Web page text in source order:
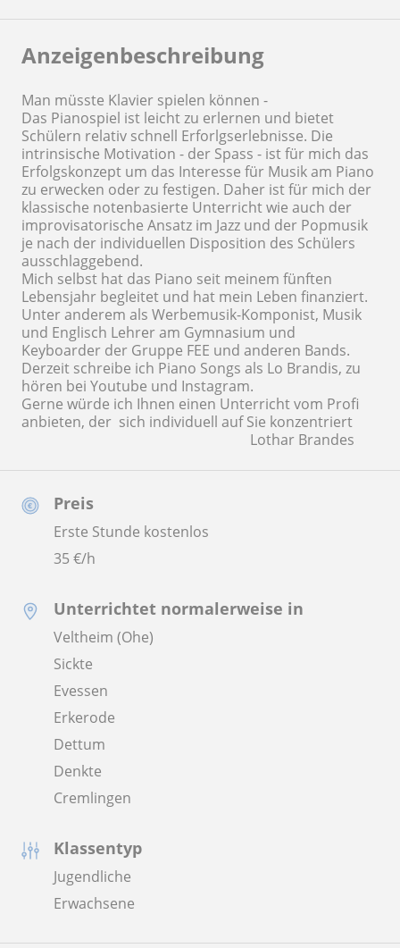
Preis
Erste Stunde kostenlos
35€/h
Unterrichtet normalerweise in
Veltheim (Ohe)
Sickte
Evessen
Erkerode
Dettum
Denkte
Cremlingen
Klassentyp
Jugendliche
Erwachsene
Anzeigenbeschreibung
Man müsste Klavier spielen können -
Das Pianospiel ist leicht zu erlernen und bietet
Schülern relativ schnell Erforlgserlebnisse. Die
intrinsische Motivation - der Spass - ist für mich das
Erfolgskonzept um das Interesse für Musik am Piano
zu erwecken oder zu festigen. Daher ist für mich der
klassische notenbasierte Unterricht wie auch der
improvisatorische Ansatz im Jazz und der Popmusik
je nach der individuellen Disposition des Schülers
ausschlaggebend.
Mich selbst hat das Piano seit meinem fünften
Lebensjahr begleitet und hat mein Leben finanziert.
Unter anderem als Werbemusik-Komponist, Musik
und Englisch Lehrer am Gymnasium und
Keyboarder der Gruppe FEE und anderen Bands.
Derzeit schreibe ich Piano Songs als Lo Brandis, zu
hören bei Youtube und Instagram.
Gerne würde ich Ihnen einen Unterricht vom Profi
anbieten, der sich individuell auf Sie konzentriert
Lothar Brandes